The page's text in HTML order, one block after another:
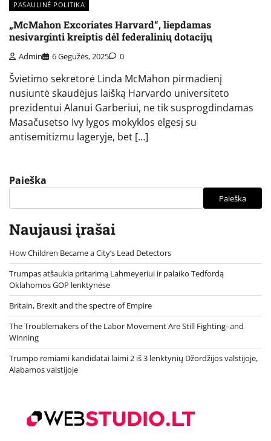
PASAULINĖ POLITIKA
„McMahon Excoriates Harvard“, liepdamas
nesivarginti kreiptis dėl federalinių dotacijų
Admin 6 Gegužės, 2025 0
Švietimo sekretorė Linda McMahon pirmadienį
nusiuntė skaudėjus laišką Harvardo universiteto
prezidentui Alanui Garberiui, ne tik susprogdindamas
Masačusetso Ivy lygos mokyklos elgesį su
antisemitizmu lageryje, bet […]
Paieška
Paieška
Naujausi įrašai
How Children Became a City’s Lead Detectors
Trumpas atšaukia pritarimą Lahmeyeriui ir palaiko Tedfordą
Oklahomos GOP lenktynėse
Britain, Brexit and the spectre of Empire
The Troublemakers of the Labor Movement Are Still Fighting–and
Winning
Trumpo remiami kandidatai laimi 2 iš 3 lenktynių Džordžijos valstijoje,
Alabamos valstijoje